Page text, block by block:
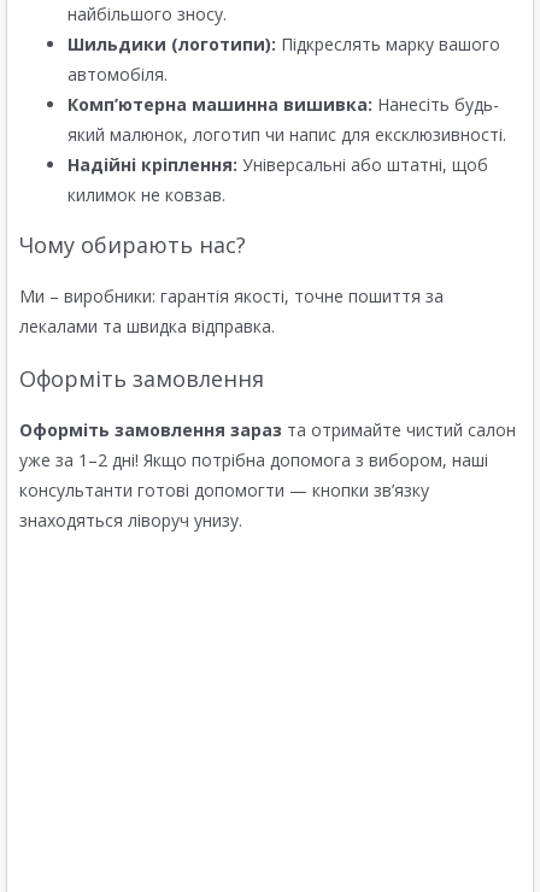
найбільшого зносу.
Шильдики (логотипи): Підкреслять марку вашого
автомобіля.
Комп’ютерна машинна вишивка: Нанесіть будь-
який малюнок, логотип чи напис для ексклюзивності.
Надійні кріплення: Універсальні або штатні, щоб
килимок не ковзав.
Чому обирають нас?
Ми – виробники: гарантія якості, точне пошиття за
лекалами та швидка відправка.
Оформіть замовлення
Оформіть замовлення зараз та отримайте чистий салон
уже за 1–2 дні! Якщо потрібна допомога з вибором, наші
консультанти готові допомогти — кнопки зв’язку
знаходяться ліворуч унизу.